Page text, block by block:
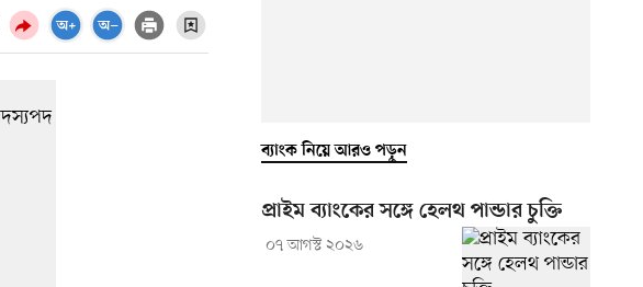
ব্যাংক নিয়ে আরও পড়ুন
প্রাইম ব্যাংকের সঙ্গে হেলথ পান্ডার চুক্তি
০৭ আগস্ট ২০২৬